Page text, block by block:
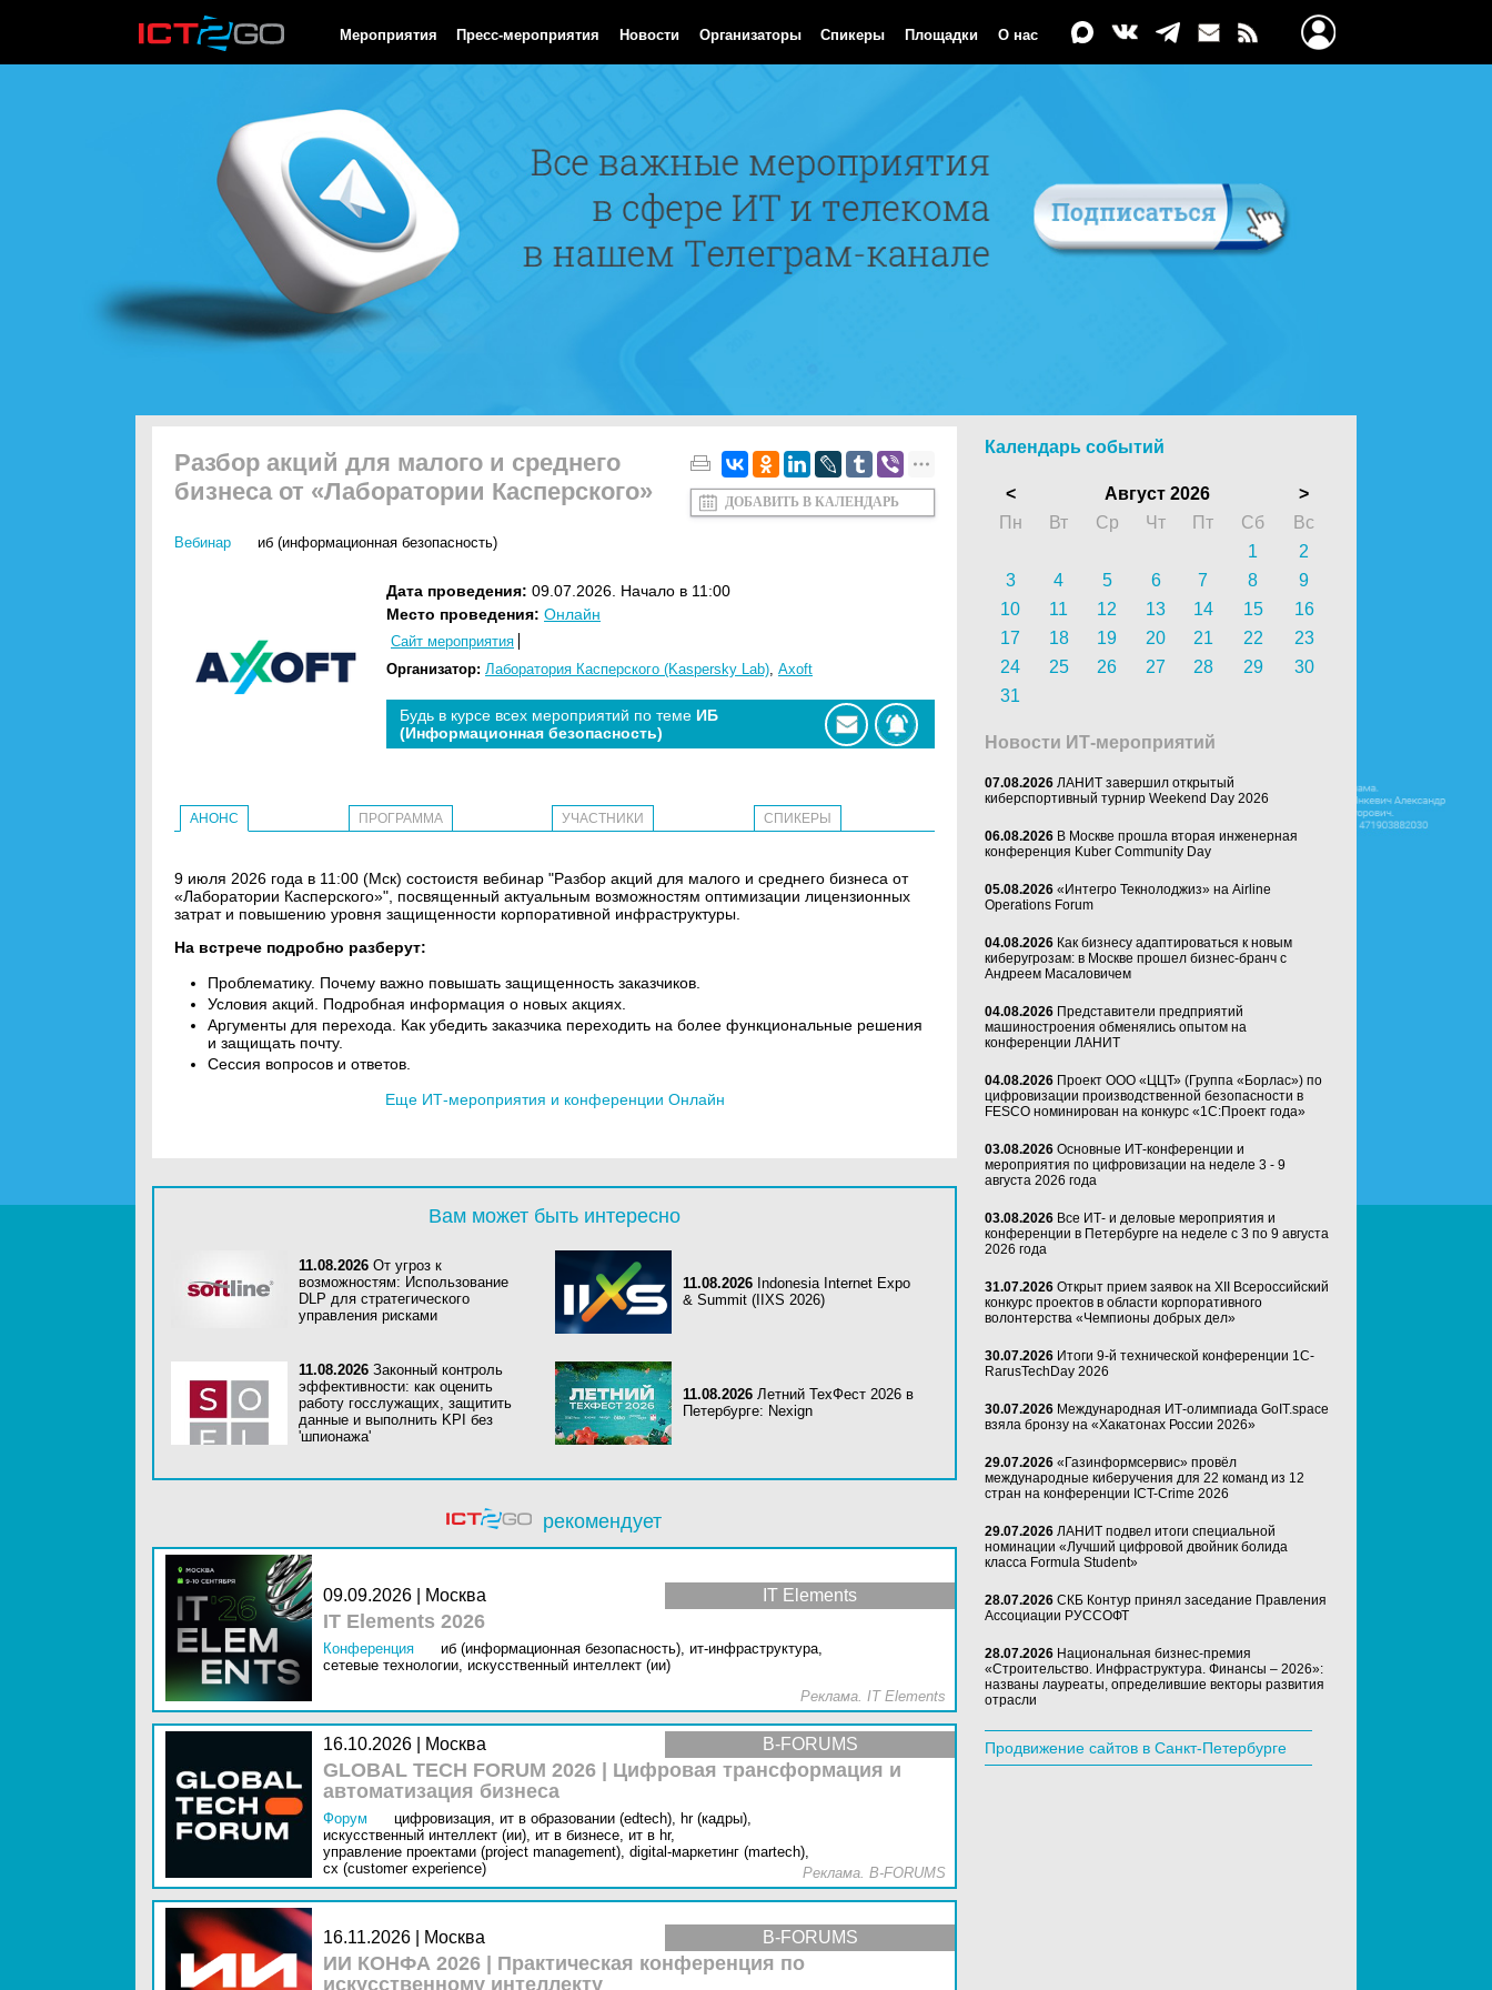
Мероприятия Пресс-мероприятия Новости Организаторы Спикеры Площадки О нас
Разбор акций для малого и среднего
бизнеса от «Лаборатории Касперского»
ДОБАВИТЬ В КАЛЕНДАРЬ
Вебинар иб (информационная безопасность)
Дата проведения: 09.07.2026. Начало в 11:00
Место проведения: Онлайн
Сайт мероприятия
Организатор: Лаборатория Касперского (Kaspersky Lab), Axoft
Будь в курсе всех мероприятий по теме ИБ
(Информационная безопасность)
АНОНС ПРОГРАММА УЧАСТНИКИ СПИКЕРЫ
9 июля 2026 года в 11:00 (Мск) состоистя вебинар "Разбор акций для малого и среднего бизнеса от
«Лаборатории Касперского»", посвященный актуальным возможностям оптимизации лицензионных
затрат и повышению уровня защищенности корпоративной инфраструктуры.
На встрече подробно разберут:
Проблематику. Почему важно повышать защищенность заказчиков.
Условия акций. Подробная информация о новых акциях.
Аргументы для перехода. Как убедить заказчика переходить на более функциональные решения
и защищать почту.
Сессия вопросов и ответов.
Еще ИТ-мероприятия и конференции Онлайн
Вам может быть интересно
11.08.2026 От угроз к
возможностям: Использование
DLP для стратегического
управления рисками
11.08.2026 Indonesia Internet Expo
& Summit (IIXS 2026)
11.08.2026 Законный контроль
эффективности: как оценить
работу госслужащих, защитить
данные и выполнить KPI без
'шпионажа'
11.08.2026 Летний ТехФест 2026 в
Петербурге: Nexign
рекомендует
IT Elements
09.09.2026 | Москва
IT Elements 2026
Конференция иб (информационная безопасность), ит-инфраструктура,
сетевые технологии, искусственный интеллект (ии)
Реклама. IT Elements
B-FORUMS
16.10.2026 | Москва
GLOBAL TECH FORUM 2026 | Цифровая трансформация и
автоматизация бизнеса
Форум цифровизация, ит в образовании (edtech), hr (кадры),
искусственный интеллект (ии), ит в бизнесе, ит в hr,
управление проектами (project management), digital-маркетинг (martech),
cx (customer experience)
Реклама. B-FORUMS
B-FORUMS
16.11.2026 | Москва
ИИ КОНФА 2026 | Практическая конференция по
искусственному интеллекту
Календарь событий
< Август 2026
>
Пн
Вт Ср Чт Пт Сб
Вс
1
2
3
4 5 6 7 8
9
10
11 12 13 14 15
16
17
18 19 20 21 22
23
24
25 26 27 28 29
30
31
Новости ИТ-мероприятий
07.08.2026 ЛАНИТ завершил открытый
киберспортивный турнир Weekend Day 2026
06.08.2026 В Москве прошла вторая инженерная
конференция Kuber Community Day
05.08.2026 «Интегро Текнолоджиз» на Airline
Operations Forum
04.08.2026 Как бизнесу адаптироваться к новым
киберугрозам: в Москве прошел бизнес-бранч с
Андреем Масаловичем
04.08.2026 Представители предприятий
машиностроения обменялись опытом на
конференции ЛАНИТ
04.08.2026 Проект ООО «ЦЦТ» (Группа «Борлас») по
цифровизации производственной безопасности в
FESCO номинирован на конкурс «1С:Проект года»
03.08.2026 Основные ИТ-конференции и
мероприятия по цифровизации на неделе 3 - 9
августа 2026 года
03.08.2026 Все ИТ- и деловые мероприятия и
конференции в Петербурге на неделе с 3 по 9 августа
2026 года
31.07.2026 Открыт прием заявок на XII Всероссийский
конкурс проектов в области корпоративного
волонтерства «Чемпионы добрых дел»
30.07.2026 Итоги 9-й технической конференции 1C-
RarusTechDay 2026
30.07.2026 Международная ИТ-олимпиада GoIT.space
взяла бронзу на «Хакатонах России 2026»
29.07.2026 «Газинформсервис» провёл
международные киберучения для 22 команд из 12
стран на конференции ICT-Crime 2026
29.07.2026 ЛАНИТ подвел итоги специальной
номинации «Лучший цифровой двойник болида
класса Formula Student»
28.07.2026 СКБ Контур принял заседание Правления
Ассоциации РУССОФТ
28.07.2026 Национальная бизнес-премия
«Строительство. Инфраструктура. Финансы – 2026»:
названы лауреаты, определившие векторы развития
отрасли
Продвижение сайтов в Санкт-Петербурге